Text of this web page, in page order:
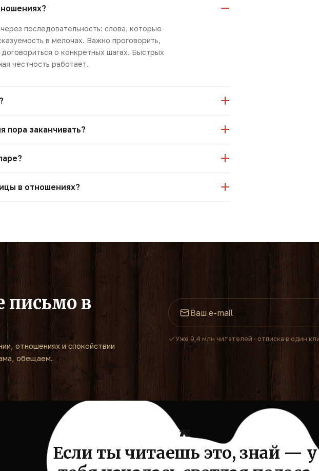
последовательность: слова, которые
в мелочах. Важно проговорить,
о конкретных шагах. Быстрых
честность работает.
пора заканчивать?
в отношениях?
письмо в
отношениях и спокойствии
обещаем.
Уже 9,4 млн читателей · отписка в один
Если ты читаешь это, знай — у